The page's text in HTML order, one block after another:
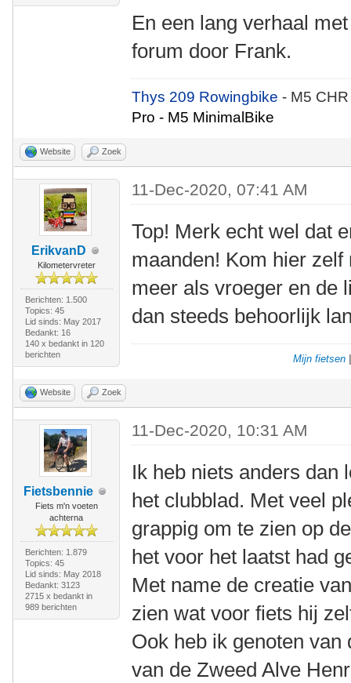
En een lang verhaal
forum door Frank.
Thys 209 Rowingbike- M5
Pro - M5 MinimalBike
Website Zoek
ErikvanD
Kilometervreter
Berichten: 1.500
Topics: 45
Lid sinds: May 2017
Bedankt: 16
140 x bedankt in 120
berichten
11-Dec-2020, 07:41 AM
Top! Merk echt wel dat
maanden! Kom hier
meer als vroeger en de
dan steeds behoorlijk
Mijn fietsen
Website Zoek
Fietsbennie
Fiets m'n voeten
achterna
Berichten: 1.879
Topics: 45
Lid sinds: May 2018
Bedankt: 3123
2715 x bedankt in
989 berichten
11-Dec-2020, 10:31 AM
Ik heb niets anders dan
het clubblad. Met veel
grappig om te zien op
het voor het laatst had
Met name de creatie
zien wat voor fiets hij
Ook heb ik genoten
van de Zweed Alve